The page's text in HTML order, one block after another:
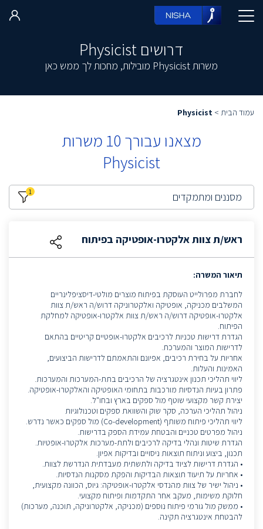
דרושים Physicist
משרות Physicist מובילות, מחכות לך ממש כאן
עמוד הבית >
Physicist
מצאנו עבורך10 משרות
Physicist
מסננים ומתמקדים 1
ראש/ת צוות אלקטרו-אופטיקה בפיתוח
תיאור המשרה:
לחברת מפרולייט העוסקת בפיתוח מוצרים מולטי-דיסציפלינריים
המשלבים מכניקה, אופטיקה ואלקטרוניקה דרוש/ה ראש/ת צוות
אלקטרו-אופטיקה דרוש/ה ראש/ת צוות אלקטרו-אופטיקה למחלקת
הפיתוח.
הגדרת דרישות טכניות לרכיבים אלקטרו-אופטיים קריטיים בהתאם
לדרישות המוצר והמערכת.
אחריות על בחירת רכיבים, אפיונם והתאמתם לדרישות הביצועים,
האמינות והעלות.
ליווי תהליכי תכנון אינטגרציה של הרכיבים בתת-המערכות והמערכות.
פתרון בעיות הנדסיות מורכבות בתחומי האופטיקה והאלקטרו-אופטיקה.
יצירת קשר מקצועי שוטף מול ספקים בארץ ובחו"ל.
ניהול תהליכי הערכה, סקר שוק והשוואת ספקים וטכנולוגיות
ליווי תהליכי פיתוח משותף (Co-development) מול ספקים כאשר נדרש.
ניהול מפרטים טכניים והבטחת עמידת הספק בדרישות.
הגדרת שיטות ונהלי בדיקה לרכיבים ולתת-מערכות אלקטרו-אופטיות.
תכנון, ביצוע וניתוח תוצאות ניסויים ובדיקות אפיון.
• הגדרת דרישות לציוד בדיקה ולתשתית מעבדתית הנדרשת לצוות.
• אחריות על תיעוד תוצאות הבדיקות והפקת מסקנות הנדסיות.
• ניהול ישיר של צוות מהנדסי אלקטרו-אופטיקה: גיוס, הכוונה מקצועית,
חלוקת משימות, מעקב אחר התקדמות ופיתוח מקצועי.
• ממשק מול גורמי פיתוח נוספים (מכניקה, אלקטרוניקה, תוכנה, מערכות)
להבטחת אינטגרציה תקינה.